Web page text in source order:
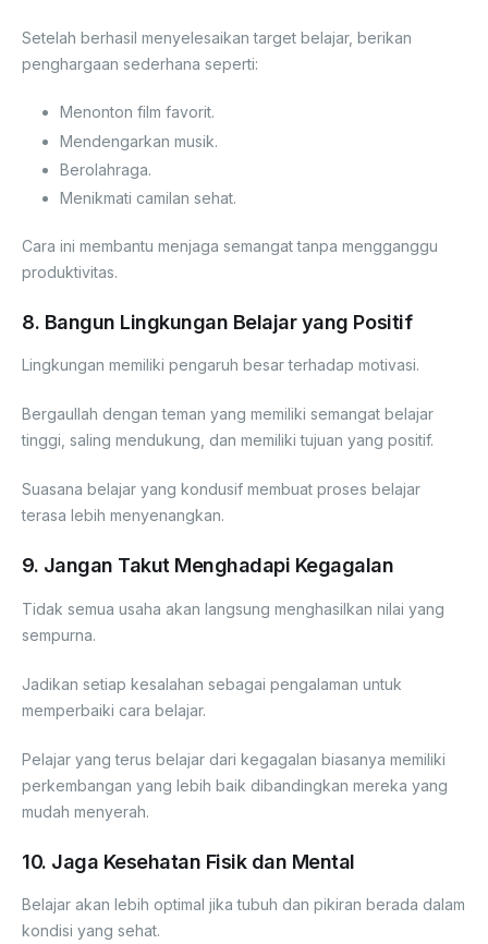
Setelah berhasil menyelesaikan target belajar, berikan
penghargaan sederhana seperti:
Menonton film favorit.
Mendengarkan musik.
Berolahraga.
Menikmati camilan sehat.
Cara ini membantu menjaga semangat tanpa mengganggu
produktivitas.
8. Bangun Lingkungan Belajar yang Positif
Lingkungan memiliki pengaruh besar terhadap motivasi.
Bergaullah dengan teman yang memiliki semangat belajar
tinggi, saling mendukung, dan memiliki tujuan yang positif.
Suasana belajar yang kondusif membuat proses belajar
terasa lebih menyenangkan.
9. Jangan Takut Menghadapi Kegagalan
Tidak semua usaha akan langsung menghasilkan nilai yang
sempurna.
Jadikan setiap kesalahan sebagai pengalaman untuk
memperbaiki cara belajar.
Pelajar yang terus belajar dari kegagalan biasanya memiliki
perkembangan yang lebih baik dibandingkan mereka yang
mudah menyerah.
10. Jaga Kesehatan Fisik dan Mental
Belajar akan lebih optimal jika tubuh dan pikiran berada dalam
kondisi yang sehat.